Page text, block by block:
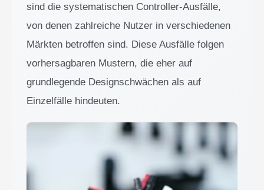
sind die systematischen Controller-Ausfälle,
von denen zahlreiche Nutzer in verschiedenen
Märkten betroffen sind. Diese Ausfälle folgen
vorhersagbaren Mustern, die eher auf
grundlegende Designschwächen als auf
Einzelfälle hindeuten.